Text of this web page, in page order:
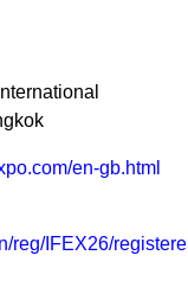
en-gb.html
reg/IFEX26/